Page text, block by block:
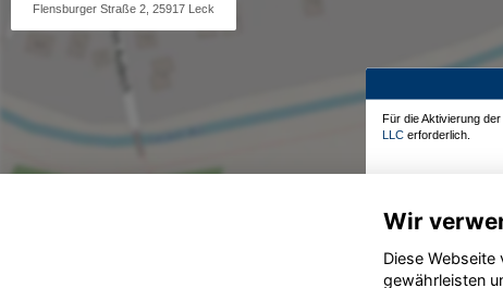
Flensburger Straße 2, 25917 Leck
Für die Aktivierung
LLC erforderlich.
Wir
Diese
gewährleisten